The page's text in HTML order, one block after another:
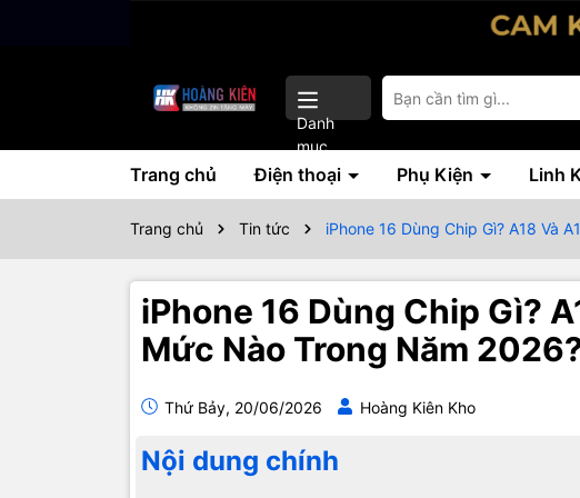
Danh
mục
Trang chủ Điện thoại Phụ Kiện Linh
Trang chủ Tin tức iPhone 16 Dùng Chip Gì? A18 Và
iPhone 16 Dùng Chip Gì?
Mức Nào Trong Năm
Thứ Bảy, 20/06/2026 Hoàng Kiên Kho
Nội dung chính